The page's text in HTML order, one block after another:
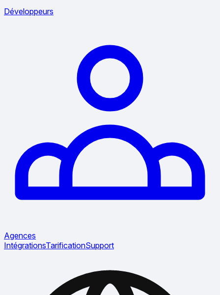
Développeurs
Agences
IntégrationsTarificationSupport